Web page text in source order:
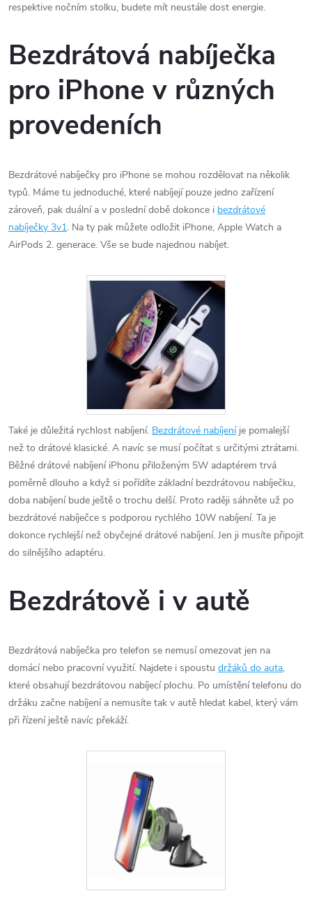
respektive nočním stolku, budete mít neustále dost energie.
Bezdrátová nabíječka
pro iPhone v různých
provedeních
Bezdrátové nabíječky pro iPhone se mohou rozdělovat na několik
typů. Máme tu jednoduché, které nabíjejí pouze jedno zařízení
zároveň, pak duální a v poslední době dokonce i bezdrátové
nabíječky 3v1. Na ty pak můžete odložit iPhone, Apple Watch a
AirPods 2. generace. Vše se bude najednou nabíjet.
Také je důležitá rychlost nabíjení. Bezdrátové nabíjeníje pomalejší
než to drátové klasické. A navíc se musí počítat s určitými ztrátami.
Běžné drátové nabíjení iPhonu přiloženým 5W adaptérem trvá
poměrně dlouho a když si pořídíte základní bezdrátovou nabíječku,
doba nabíjení bude ještě o trochu delší. Proto raději sáhněte už po
bezdrátové nabíječce s podporou rychlého 10W nabíjení. Ta je
dokonce rychlejší než obyčejné drátové nabíjení. Jen ji musíte připojit
do silnějšího adaptéru.
Bezdrátově i v autě
Bezdrátová nabíječka pro telefon se nemusí omezovat jen na
domácí nebo pracovní využití. Najdete i spoustu držáků do auta,
které obsahují bezdrátovou nabíjecí plochu. Po umístění telefonu do
držáku začne nabíjení a nemusíte tak v autě hledat kabel, který vám
při řízení ještě navíc překáží.